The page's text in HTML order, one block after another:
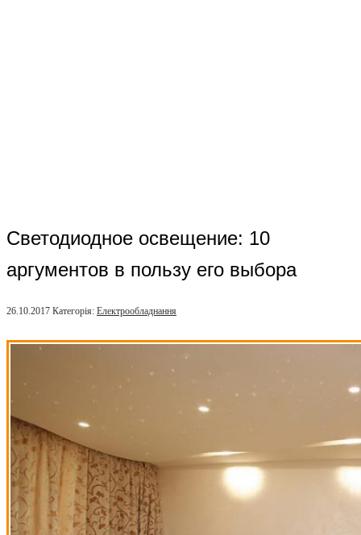
Светодиодное освещение: 10
аргументов в пользу его выбора
26.10.2017 Категорія: Електрообладнання